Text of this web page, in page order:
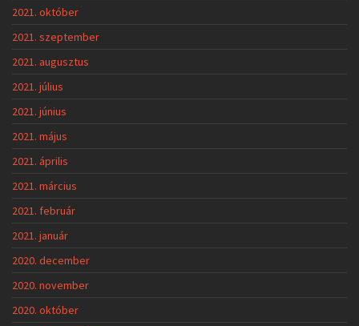
2021. október
2021. szeptember
2021. augusztus
2021. július
2021. június
2021. május
2021. április
2021. március
2021. február
2021. január
2020. december
2020. november
2020. október